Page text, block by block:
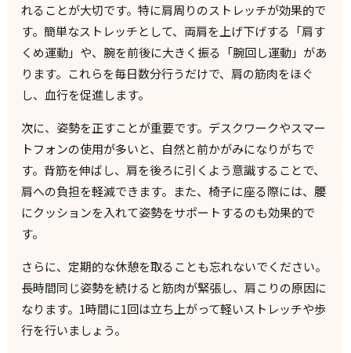
れることが大切です。特に肩周りのストレッチが効果的で
す。簡単なストレッチとして、両肩を上げ下げする「肩す
くめ運動」や、腕を前後に大きく振る「腕回し運動」があ
ります。これらを毎日数分行うだけで、肩の筋肉をほぐ
し、血行を促進します。
次に、姿勢を正すことが重要です。デスクワークやスマー
トフォンの使用が多いと、自然と前かがみになりがちで
す。背筋を伸ばし、肩を後ろに引くよう意識することで、
肩への負担を軽減できます。また、椅子に座る際には、腰
にクッションを入れて姿勢をサポートするのも効果的で
す。
さらに、定期的な休憩を取ることも忘れないでください。
長時間同じ姿勢を続けると筋肉が緊張し、肩こりの原因に
なります。1時間に1回は立ち上がって軽いストレッチや歩
行を行いましょう。